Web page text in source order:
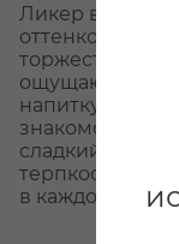
Ликер
оттенком,
торжества. В
ощущаются
напитку
знакомство с
сладкий вкус с
терпкостью,
в каждом